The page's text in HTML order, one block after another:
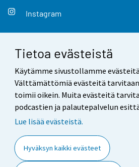
Tietoa evästeistä
Käytämme sivustollamme
Välttämättömiä evästeitä
toimii oikein. Muita evästeitä
podcastien ja palautepalvelun
Lue lisää evästeistä.
Hyväksyn kaikki evästeet
Instagram
Yhteystiedot
Palaute
Käyttöehdot
Saavutettavuus
Tietoa sivustosta